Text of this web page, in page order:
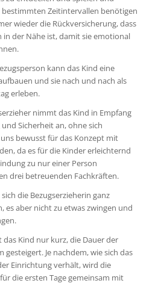
Zeitintervallen benötigen
wieder die Rückversicherung, dass
der Nähe ist, damit sie emotional
kann das Kind eine
und sie nach und nach als
erleben.
nimmt das Kind in Empfang
Sicherheit an, ohne sich
bewusst für das Konzept mit
da es für die Kinder erleichternd
zu nur einer Person
drei betreuenden Fachkräften.
die Bezugserzieherin ganz
es aber nicht zu etwas zwingen und
Kind nur kurz, die Dauer der
Je nachdem, wie sich das
Einrichtung verhält, wird die
die ersten Tage gemeinsam mit